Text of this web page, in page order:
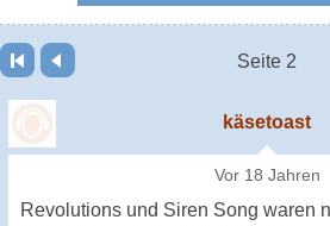
Seite 2
Vor Letzte
käsetoast
Vor 18 Jahren
Revolutions und Siren Song waren